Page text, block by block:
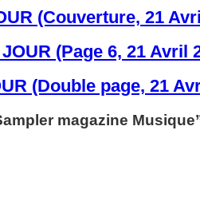
(Couverture, 21
(Page 6, 21 Avril
(Double page, 21
magazine